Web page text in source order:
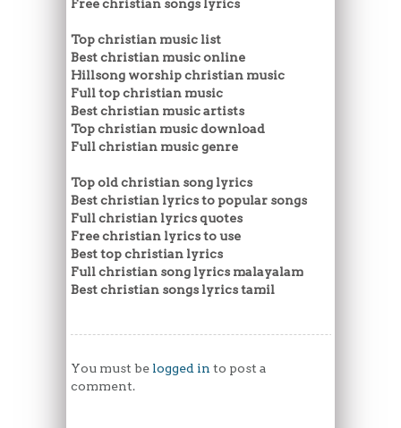
Free christian songs lyrics
Top christian music list
Best christian music online
Hillsong worship christian music
Full top christian music
Best christian music artists
Top christian music download
Full christian music genre
Top old christian song lyrics
Best christian lyrics to popular songs
Full christian lyrics quotes
Free christian lyrics to use
Best top christian lyrics
Full christian song lyrics malayalam
Best christian songs lyrics tamil
You must be logged in to post a
comment.